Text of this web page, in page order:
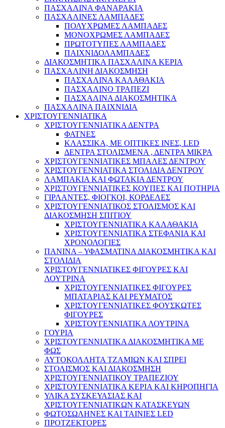
ΠΑΣΧΑΛΙΝΑ ΦΑΝΑΡΑΚΙΑ
ΠΑΣΧΑΛΙΝΕΣ ΛΑΜΠΑΔΕΣ
ΠΟΛΥΧΡΩΜΕΣ ΛΑΜΠΑΔΕΣ
ΜΟΝΟΧΡΩΜΕΣ ΛΑΜΠΑΔΕΣ
ΠΡΩΤΟΤΥΠΕΣ ΛΑΜΠΑΔΕΣ
ΠΑΙΧΝΙΔΟΛΑΜΠΑΔΕΣ
ΔΙΑΚΟΣΜΗΤΙΚΑ ΠΑΣΧΑΛΙΝΑ ΚΕΡΙΑ
ΠΑΣΧΑΛΙΝΗ ΔΙΑΚΟΣΜΗΣΗ
ΠΑΣΧΑΛΙΝΑ ΚΑΛΑΘΑΚΙΑ
ΠΑΣΧΑΛΙΝΟ ΤΡΑΠΕΖΙ
ΠΑΣΧΑΛΙΝΑ ΔΙΑΚΟΣΜΗΤΙΚΑ
ΠΑΣΧΑΛΙΝΑ ΠΑΙΧΝΙΔΙΑ
ΧΡΙΣΤΟΥΓΕΝΝΙΑΤΙΚΑ
ΧΡΙΣΤΟΥΓΕΝΝΙΑΤΙΚΑ ΔΕΝΤΡΑ
ΦΑΤΝΕΣ
ΚΛΑΣΣΙΚΑ, ΜΕ ΟΠΤΙΚΕΣ ΙΝΕΣ, LED
ΔΕΝΤΡΑ ΣΤΟΛΙΣΜΕΝΑ , ΔΕΝΤΡΑ ΜΙΚΡΑ
ΧΡΙΣΤΟΥΓΕΝΝΙΑΤΙΚΕΣ ΜΠΑΛΕΣ ΔΕΝΤΡΟΥ
ΧΡΙΣΤΟΥΓΕΝΝΙΑΤΙΚΑ ΣΤΟΛΙΔΙΑ ΔΕΝΤΡΟΥ
ΛΑΜΠΑΚΙΑ ΚΑΙ ΦΩΤΑΚΙΑ ΔΕΝΤΡΟΥ
ΧΡΙΣΤΟΥΓΕΝΝΙΑΤΙΚΕΣ ΚΟΥΠΕΣ ΚΑΙ ΠΟΤΗΡΙΑ
ΓΙΡΛΑΝΤΕΣ, ΦΙΟΓΚΟΙ, ΚΟΡΔΕΛΕΣ
ΧΡΙΣΤΟΥΓΕΝΝΙΑΤΙΚΟΣ ΣΤΟΛΙΣΜΟΣ ΚΑΙ
ΔΙΑΚΟΣΜΗΣΗ ΣΠΙΤΙΟΥ
ΧΡΙΣΤΟΥΓΕΝΝΙΑΤΙΚΑ ΚΑΛΑΘΑΚΙΑ
ΧΡΙΣΤΟΥΓΕΝΝΙΑΤΙΚΑ ΣΤΕΦΑΝΙΑ ΚΑΙ
ΧΡΟΝΟΛΟΓΙΕΣ
ΠΑΝΙΝΑ – ΥΦΑΣΜΑΤΙΝΑ ΔΙΑΚΟΣΜΗΤΙΚΑ ΚΑΙ
ΣΤΟΛΙΔΙΑ
ΧΡΙΣΤΟΥΓΕΝΝΙΑΤΙΚΕΣ ΦΙΓΟΥΡΕΣ ΚΑΙ
ΛΟΥΤΡΙΝΑ
ΧΡΙΣΤΟΥΓΕΝΝΙΑΤΙΚΕΣ ΦΙΓΟΥΡΕΣ
ΜΠΑΤΑΡΙΑΣ ΚΑΙ ΡΕΥΜΑΤΟΣ
ΧΡΙΣΤΟΥΓΕΝΝΙΑΤΙΚΕΣ ΦΟΥΣΚΩΤΕΣ
ΦΙΓΟΥΡΕΣ
ΧΡΙΣΤΟΥΓΕΝΝΙΑΤΙΚΑ ΛΟΥΤΡΙΝΑ
ΓΟΥΡΙΑ
ΧΡΙΣΤΟΥΓΕΝΝΙΑΤΙΚΑ ΔΙΑΚΟΣΜΗΤΙΚΑ ΜΕ
ΦΩΣ
ΑΥΤΟΚΟΛΛΗΤΑ ΤΖΑΜΙΩΝ ΚΑΙ ΣΠΡΕΙ
ΣΤΟΛΙΣΜΟΣ ΚΑΙ ΔΙΑΚΟΣΜΗΣΗ
ΧΡΙΣΤΟΥΓΕΝΝΙΑΤΙΚΟΥ ΤΡΑΠΕΖΙΟΥ
ΧΡΙΣΤΟΥΓΕΝΝΙΑΤΙΚΑ ΚΕΡΙΑ ΚΑΙ ΚΗΡΟΠΗΓΙΑ
ΥΛΙΚΑ ΣΥΣΚΕΥΑΣΙΑΣ ΚΑΙ
ΧΡΙΣΤΟΥΓΕΝΝΙΑΤΙΚΩΝ ΚΑΤΑΣΚΕΥΩΝ
ΦΩΤΟΣΩΛΗΝΕΣ ΚΑΙ ΤΑΙΝΙΕΣ LED
ΠΡΟΤΖΕΚΤΟΡΕΣ